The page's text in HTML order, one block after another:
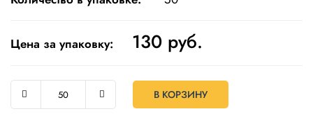
многоразовая
Пакеты
для
кулинарии
и
Цена за упаковку: 130 руб.
В КОРЗИНУ